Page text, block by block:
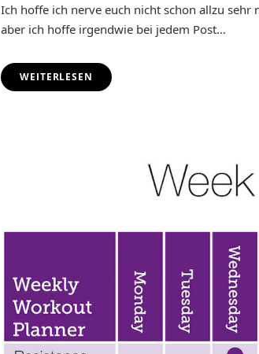
Ich hoffe ich nerve euch nicht schon allzu
aber ich hoffe irgendwie bei jedem Post…
WEITERLESEN